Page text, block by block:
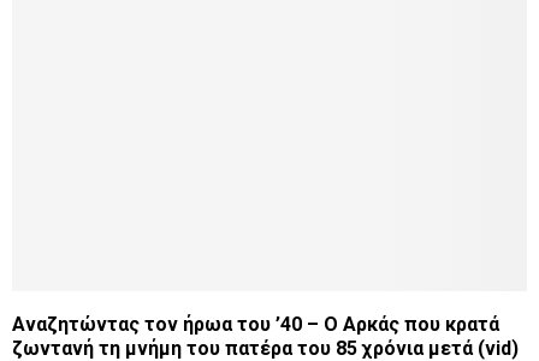
Αναζητώντας τον ήρωα του ’40 – Ο Αρκάς που κρατά
ζωντανή τη μνήμη του πατέρα του 85 χρόνια μετά (vid)